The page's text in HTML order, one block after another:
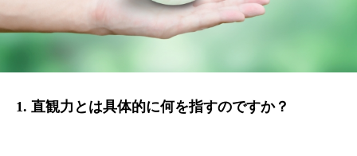
1. 直観力とは具体的に何を指すのですか？